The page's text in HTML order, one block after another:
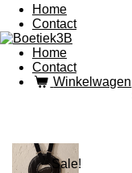
Home
Contact
Home
Contact
Winkelwagen
Sale!